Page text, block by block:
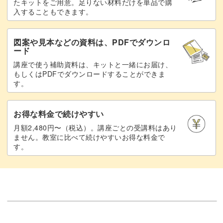
たキットをご用意。足りない材料だけを単品で購
入することもできます。
図案や見本などの資料は、PDFでダウンロ
ード
講座で使う補助資料は、キットと一緒にお届け、
もしくはPDFでダウンロードすることができま
す。
お得な料金で続けやすい
月額2,480円〜（税込）。講座ごとの受講料はあり
ません。教室に比べて続けやすいお得な料金で
す。